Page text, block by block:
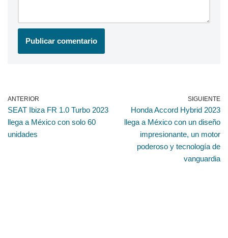
ANTERIOR
SEAT Ibiza FR 1.0 Turbo 2023
llega a México con solo 60
unidades
SIGUIENTE
Honda Accord Hybrid 2023
llega a México con un diseño
impresionante, un motor
poderoso y tecnología de
vanguardia